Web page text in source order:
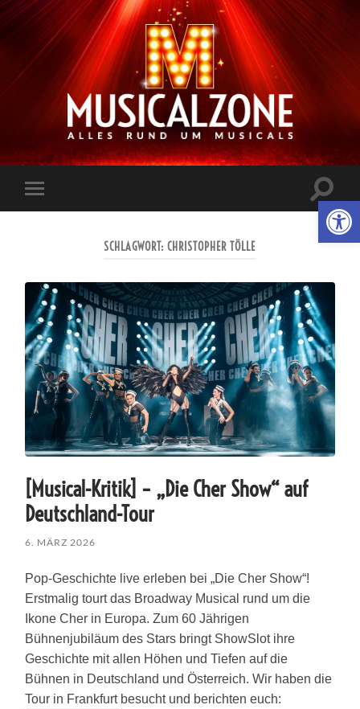
Musicalzone.de
Mobile-
Menü
ein-/
SCHLAGWORT:CHRISTOPHER TÖLLE
[Musical-Kritik] – „Die Cher Show“ auf
Deutschland-Tour
6. MÄRZ 2026
Pop-Geschichte live erleben bei „Die Cher Show“!
Erstmalig tourt das Broadway Musical rund um die
Ikone Cher in Europa. Zum 60 Jährigen
Bühnenjubiläum des Stars bringt ShowSlot ihre
Geschichte mit allen Höhen und Tiefen auf die
Bühnen in Deutschland und Österreich. Wir haben die
Tour in Frankfurt besucht und berichten euch: